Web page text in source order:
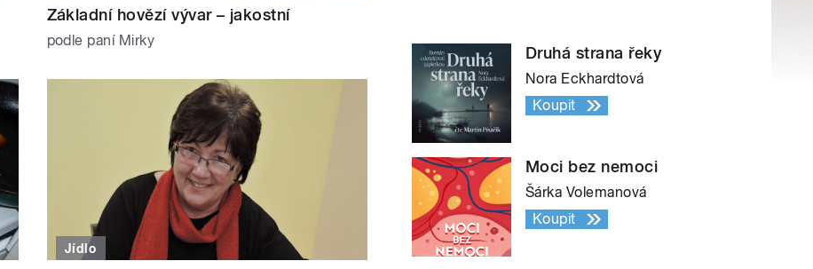
Základní hovězí vývar – jakostní
podle paní Mirky
Jídlo
Druhá strana řeky
Nora Eckhardtová
Koupit
Moci bez nemoci
Šárka Volemanová
Koupit